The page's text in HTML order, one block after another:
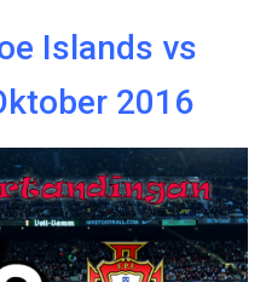
Islands vs
2016